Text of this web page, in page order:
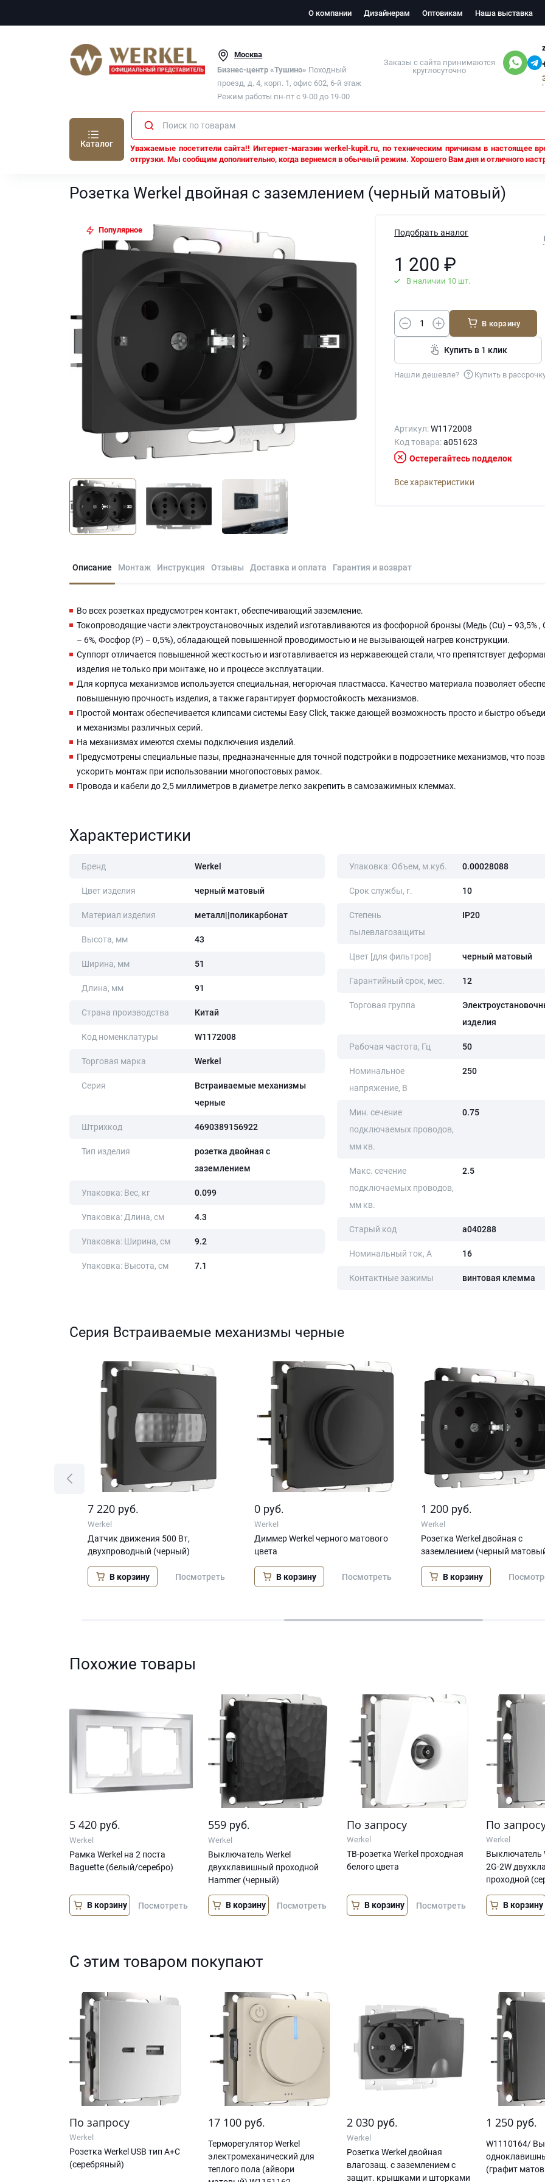
О компании Дизайнерам Оптовикам Наша выставка
Москва
Бизнес-центр «Тушино» Походный
проезд, д. 4, корп. 1, офис 602, 6-й этаж
Режим работы пн-пт с 9-00 до 19-00
Заказы с сайта принимаются
круглосуточно
Каталог
Уважаемые посетители сайта!! Интернет-магазин werkel-kupit.ru, по техническим причинам в настоящее
отгрузки. Мы сообщим дополнительно, когда вернемся в обычный режим. Хорошего Вам дня и отличного
Розетка Werkel двойная с заземлением (черный матовый)
Розетка Werkel двойная с заземлением (черный матовый)
Популярное Подобрать аналог
1 200₽
В наличии 10 шт.
В корзину
Купить в 1 клик
Нашли дешевле? Купить в
Артикул:W1172008
Код товара:a051623
Остерегайтесь подделок
Все характеристики
Описание Монтаж Инструкция Отзывы Доставка и оплата Гарантия и возврат
Во всех розетках предусмотрен контакт, обеспечивающий заземление.
Токопроводящие части электроустановочных изделий изготавливаются из фосфорной бронзы (Медь (Cu) – 93,5% ,
– 6%, Фосфор (P) – 0,5%), обладающей повышенной проводимостью и не вызывающей нагрев конструкции.
Суппорт отличается повышенной жесткостью и изготавливается из нержавеющей стали, что препятствует
изделия не только при монтаже, но и процессе эксплуатации.
Для корпуса механизмов используется специальная, негорючая пластмасса. Качество материала позволяет
повышенную прочность изделия, а также гарантирует формостойкость механизмов.
Простой монтаж обеспечивается клипсами системы Easy Click, также дающей возможность просто и быстро
и механизмы различных серий.
На механизмах имеются схемы подключения изделий.
Предусмотрены специальные пазы, предназначенные для точной подстройки в подрозетнике механизмов, что
ускорить монтаж при использовании многопостовых рамок.
Провода и кабели до 2,5 миллиметров в диаметре легко закрепить в самозажимных клеммах.
Характеристики
Бренд Werkel
Цвет изделия черный матовый
Материал изделия металл||поликарбонат
Высота, мм 43
Ширина, мм 51
Длина, мм 91
Страна производства Китай
Код номенклатуры W1172008
Торговая марка Werkel
Серия
Встраиваемые механизмы
черные
Штрихкод 4690389156922
Тип изделия
розетка двойная с
заземлением
Упаковка: Вес, кг 0.099
Упаковка: Длина, cм 4.3
Упаковка: Ширина, cм 9.2
Упаковка: Высота, cм 7.1
Упаковка: Объем, м.куб. 0.00028088
Срок службы, г. 10
Степень
пылевлагозащиты
IP20
Цвет [для фильтров] черный матовый
Гарантийный срок, мес. 12
Торговая группа
изделия
Рабочая частота, Гц 50
Номинальное
напряжение, В
250
Мин. сечение
подключаемых проводов,
мм кв.
0.75
Макс. сечение
подключаемых проводов,
мм кв.
2.5
Старый код a040288
Номинальный ток, А 16
Контактные зажимы винтовая клемма
Серия Встраиваемые механизмы черные
7 220 руб.
Werkel
Датчик движения 500 Вт,
двухпроводный (черный)
В корзину Посмотреть
0 руб.
Werkel
Диммер Werkel черного матового
цвета
В корзину Посмотреть
1 200 руб.
Werkel
Розетка Werkel двойная с
заземлением (черный
В корзину
Похожие товары
5 420 руб.
Werkel
Рамка Werkel на 2 поста
Baguette (белый/серебро)
В корзину Посмотреть
559 руб.
Werkel
Выключатель Werkel
двухклавишный проходной
Hammer (черный)
В корзину Посмотреть
По запросу
Werkel
ТВ-розетка Werkel проходная
белого цвета
В корзину Посмотреть
По
Werkel
Выключатель
2G-2W
проходной
В корзину
С этим товаром покупают
По запросу
Werkel
Розетка Werkel USB тип A+С
(серебряный)
17 100 руб.
Терморегулятор Werkel
электромеханический для
теплого пола (айвори
2 030 руб.
Werkel
Розетка Werkel двойная
влагозащ. с заземлением с
защит. крышками и шторками
1 250 руб.
W1110164/
(графит